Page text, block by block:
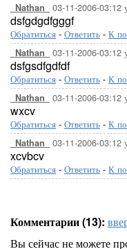
_Nathan_ 03-11-2006-03:12
dsfgdgdfgggf
Обратиться - Ответить - К
_Nathan_ 03-11-2006-03:12
dsfgsdfgdfdf
Обратиться - Ответить - К
_Nathan_ 03-11-2006-03:12
wxcv
Обратиться - Ответить - К
_Nathan_ 03-11-2006-03:12
xcvbcv
Обратиться - Ответить - К
Комментарии (13):
Вы сейчас не можете